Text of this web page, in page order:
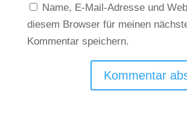
Name, E-Mail-Adresse und
diesem Browser für meinen
Kommentar speichern.
Kommentar